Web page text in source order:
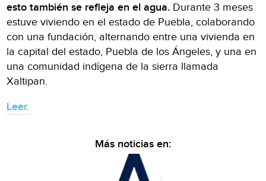
esto también se refleja en el agua. Durante 3 meses
estuve viviendo en el estado de Puebla, colaborando
con una fundación, alternando entre una vivienda en
la capital del estado, Puebla de los Ángeles, y una en
una comunidad indígena de la sierra llamada
Xaltipan.
Leer.
Más noticias en: